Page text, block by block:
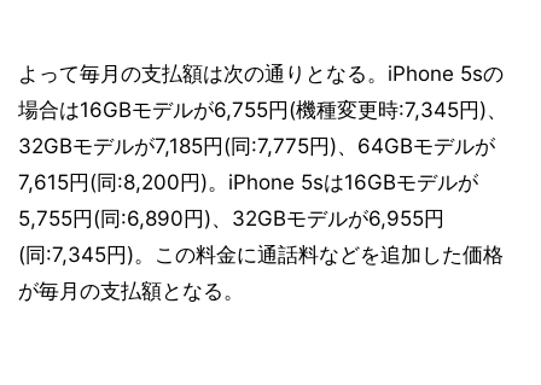
よって毎月の支払額は次の通りとなる。iPhone 5sの
場合は16GBモデルが6,755円(機種変更時:7,345円)、
32GBモデルが7,185円(同:7,775円)、64GBモデルが
7,615円(同:8,200円)。iPhone 5sは16GBモデルが
5,755円(同:6,890円)、32GBモデルが6,955円
(同:7,345円)。この料金に通話料などを追加した価格
が毎月の支払額となる。